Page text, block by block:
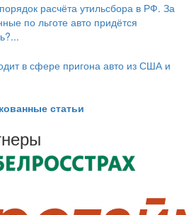
расчёта утильсбора в РФ. За
по льготе авто придётся
в сфере пригона авто из США и
статьи